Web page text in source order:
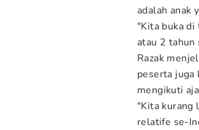
adalah anak
"Kita buka
atau 2 tahun
Razak
peserta juga
mengikuti
"Kita kurang
relatife se-